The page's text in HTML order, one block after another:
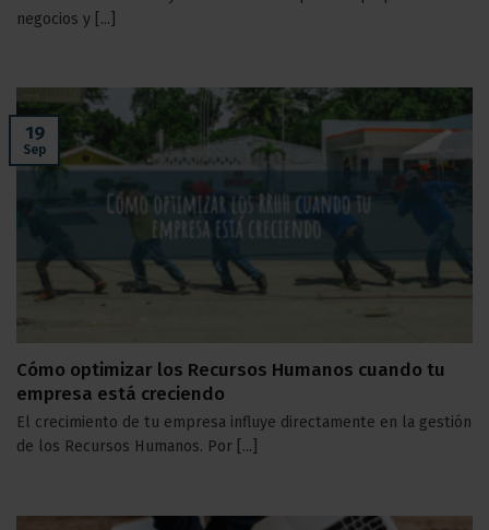
negocios y [...]
Cómo optimizar los Recursos Humanos cuando tu
empresa está creciendo
El crecimiento de tu empresa influye directamente en la gestión
de los Recursos Humanos. Por [...]
19
Sep